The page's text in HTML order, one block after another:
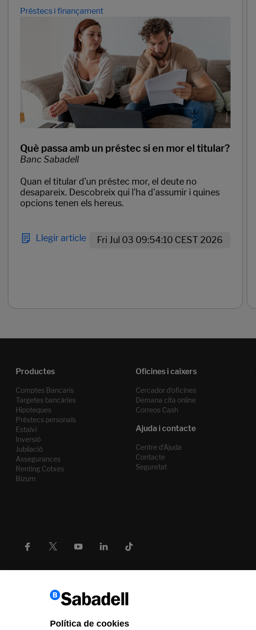
Préstecs i finançament
Què passa amb un préstec si en mor el titular?
Banc Sabadell
Quan el titular d'un préstec mor, el deute no
desapareix. Descobreix qui l'ha d'assumir i quines
opcions tenen els hereus.
Llegir article Fri Jul 03 09:54:10 CEST 2026
Comptes Bancaris
Targetes bancàries
Hipoteques
Préstecs personals
Estalvi
Inversió
Jubilació
Assegurances
Renting Cotxes
Bizum
Cercador d’oficines
Demana cita online
Correos Cash
Centre d’Ajuda
Contacte
Seguretat
Política de cookies